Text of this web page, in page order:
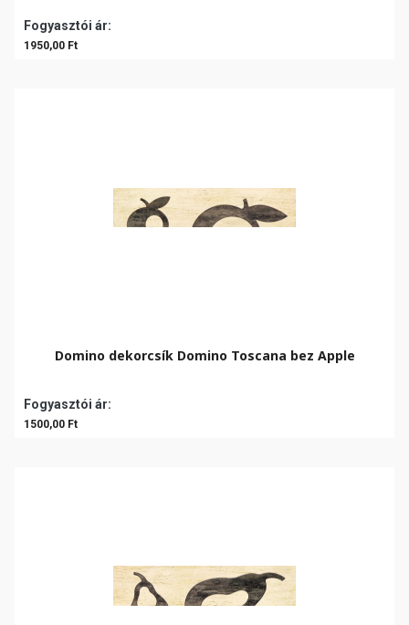
Fogyasztói ár:
1950,00 Ft
Domino dekorcsík Domino Toscana bez Apple
Fogyasztói ár:
1500,00 Ft